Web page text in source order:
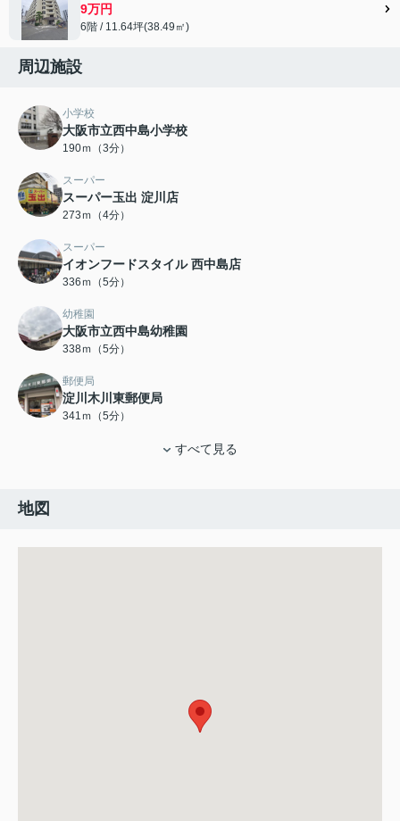
9万円
6階 / 11.64坪(38.49㎡)
周辺施設
小学校
大阪市立西中島小学校
190ｍ（3分）
スーパー
スーパー玉出 淀川店
273ｍ（4分）
スーパー
イオンフードスタイル 西中島店
336ｍ（5分）
幼稚園
大阪市立西中島幼稚園
338ｍ（5分）
郵便局
淀川木川東郵便局
341ｍ（5分）
すべて見る
地図